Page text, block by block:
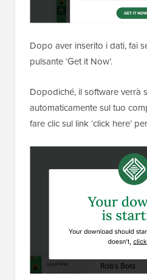
Dopo aver inserito i dati, fai
pulsante ‘Get it Now’.
Dopodiché, il software verrà
automaticamente sul tuo
fare clic sul link ‘click here’